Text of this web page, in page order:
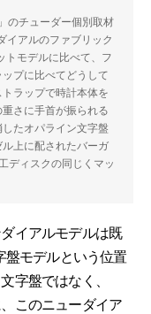
のチューダー個別取材
イアルのファブリック
トモデルに比べて、フ
プに比べてどうして
ラップで時計本体を
さに手首が振られる
たオパライン文字盤
上に配されたバーガ
ディスクの同じくマッ
イアルモデルは既
盤モデルという位置
字盤ではなく、
このニューダイア